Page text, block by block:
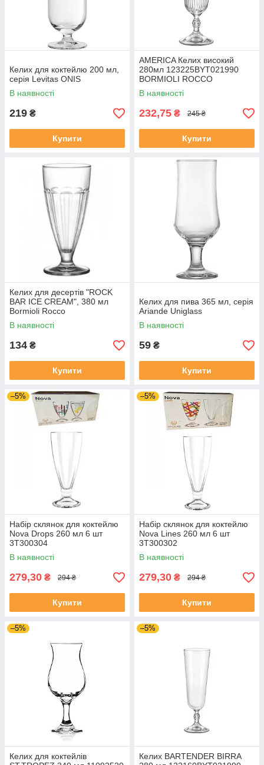
Келих для коктейлю 200 мл,
серія Levitas ONIS
В наявності
219 ₴
Купити
AMERICA Келих високий
280мл 123225BYT021990
BORMIOLI ROCCO
В наявності
232,75 ₴ 245 ₴
Купити
Келих для десертів "ROCK
BAR ICE CREAM", 380 мл
Bormioli Rocco
В наявності
134 ₴
Купити
Келих для пива 365 мл, серія
Ariande Uniglass
В наявності
59 ₴
Купити
–5%
Набір склянок для коктейлю
Nova Drops 260 мл 6 шт
3Т300304
В наявності
279,30 ₴ 294 ₴
Купити
–5%
Набір склянок для коктейлю
Nova Lines 260 мл 6 шт
3Т300302
В наявності
279,30 ₴ 294 ₴
Купити
–5%
Келих для коктейлів
–5%
Келих BARTENDER BIRRA